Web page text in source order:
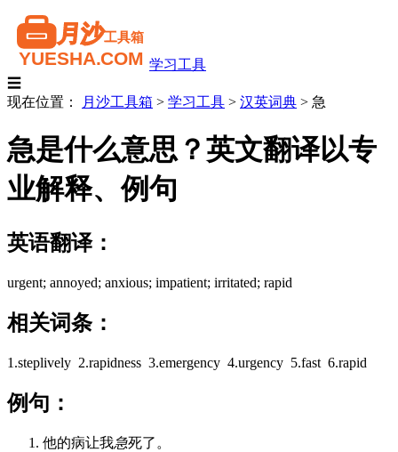
学习工具
☰
现在位置：
月沙工具箱 > 学习工具 > 汉英词典 > 急
急是什么意思？英文翻译以专
业解释、例句
英语翻译：
urgent; annoyed; anxious; impatient; irritated; rapid
相关词条：
1.steplively 2.rapidness 3.emergency 4.urgency 5.fast 6.rapid
例句：
他的病让我急死了。